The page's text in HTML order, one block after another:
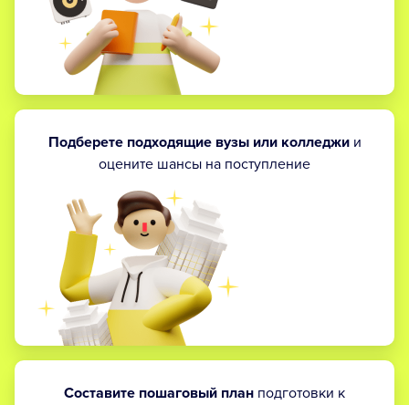
Подберете подходящие вузы или колледжии
оцените шансы на поступление
Составите пошаговый план подготовки к